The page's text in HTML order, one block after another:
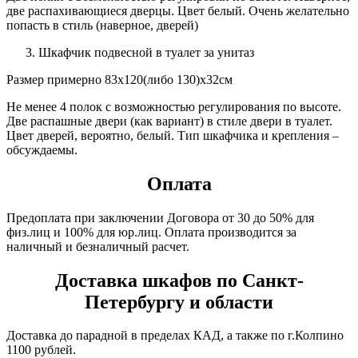
две распахивающиеся дверцы. Цвет белый. Очень желательно
попасть в стиль (наверное, дверей)
Шкафчик подвесной в туалет за унитаз
Размер примерно 83х120(либо 130)х32см
Не менее 4 полок с возможностью регулирования по высоте.
Две распашные двери (как вариант) в стиле двери в туалет.
Цвет дверей, вероятно, белый. Тип шкафчика и крепления –
обсуждаемы.
Оплата
Предоплата при заключении Договора от 30 до 50% для
физ.лиц и 100% для юр.лиц. Оплата производится за
наличный и безналичный расчет.
Доставка шкафов по Санкт-
Петербургу и области
Доставка до парадной в пределах КАД, а также по г.Колпино
1100 рублей.